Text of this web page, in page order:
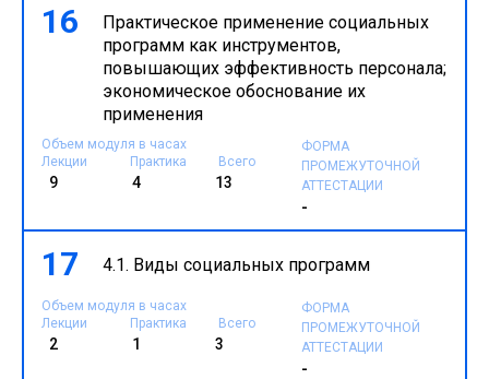
16
Практическое применение социальных
программ как инструментов,
повышающих эффективность персонала;
экономическое обоснование их
применения
Объем модуля в часах
Лекции
Практика Всего
9 4 13
ФОРМА
ПРОМЕЖУТОЧНОЙ
АТТЕСТАЦИИ
-
17 4.1. Виды социальных программ
Объем модуля в часах
Лекции
Практика Всего
2 1 3
ФОРМА
ПРОМЕЖУТОЧНОЙ
АТТЕСТАЦИИ
-